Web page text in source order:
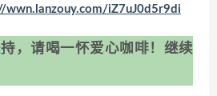
wwn.lanzouy.com/iZ7uJ0d5r9di
，请喝一怀爱心咖啡！继续